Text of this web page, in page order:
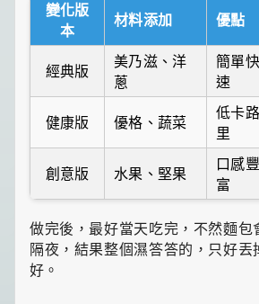
變化版
本
材料添加 優點
經典版
美乃滋、洋
蔥
簡單快
速
健康版 優格、蔬菜
低卡路
里
創意版 水果、堅果
口感豐
富
做完後，最好當天吃完，不然麵包
隔夜，結果整個濕答答的，只好丟
好。